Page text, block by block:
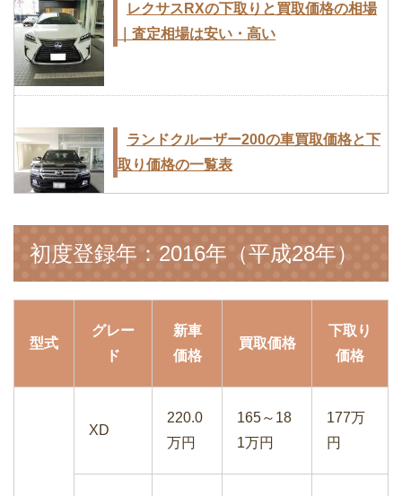
レクサスRXの下取りと買取価格の相場
｜査定相場は安い・高い
ランドクルーザー200の車買取価格と下
取り価格の一覧表
車の下取りと買い取りって違うの？高く
の相場は？
初度登録年：2016年（平成28年）
型式
グレー
ド
新車
価格
買取価格
下取り
価格
XD
220.0
万円
165～18
1万円
177万
円